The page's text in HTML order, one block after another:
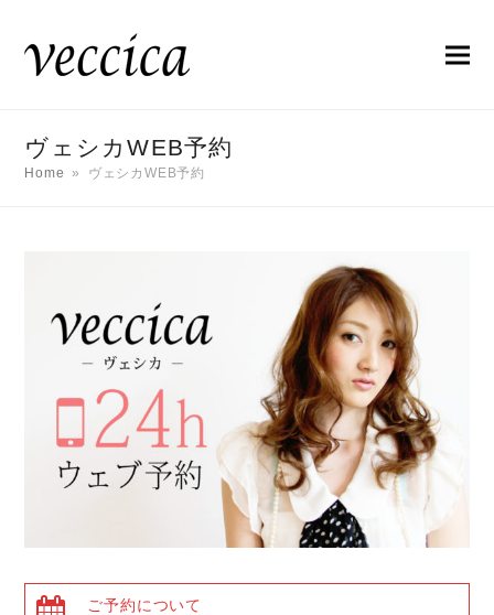
ヴェシカWEB予約
Home » ヴェシカWEB予約
ご予約について